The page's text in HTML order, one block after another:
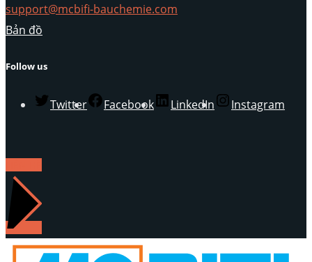
support@mcbifi-bauchemie.com
Bản đồ
Follow us
Twitter Facebook LinkedIn Instagram